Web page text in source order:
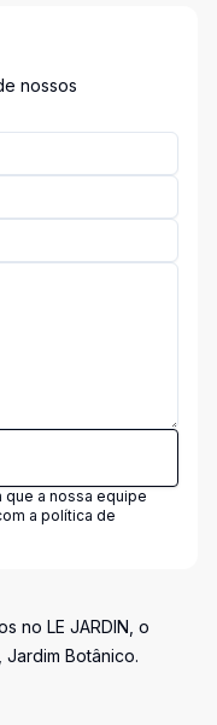
nossos
que a nossa equipe
a política de
no LE JARDIN, o
Botânico.